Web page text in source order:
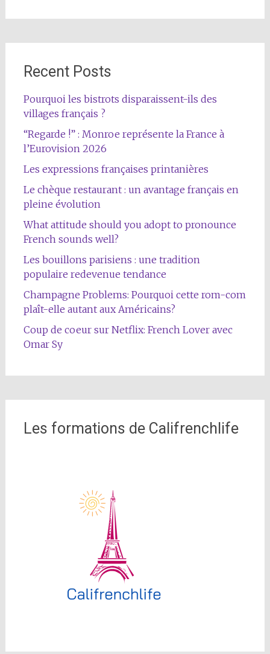
Recent Posts
Pourquoi les bistrots disparaissent-ils des
villages français ?
“Regarde !” : Monroe représente la France à
l’Eurovision 2026
Les expressions françaises printanières
Le chèque restaurant : un avantage français en
pleine évolution
What attitude should you adopt to pronounce
French sounds well?
Les bouillons parisiens : une tradition
populaire redevenue tendance
Champagne Problems: Pourquoi cette rom-com
plaît-elle autant aux Américains?
Coup de coeur sur Netflix: French Lover avec
Omar Sy
Les formations de Califrenchlife